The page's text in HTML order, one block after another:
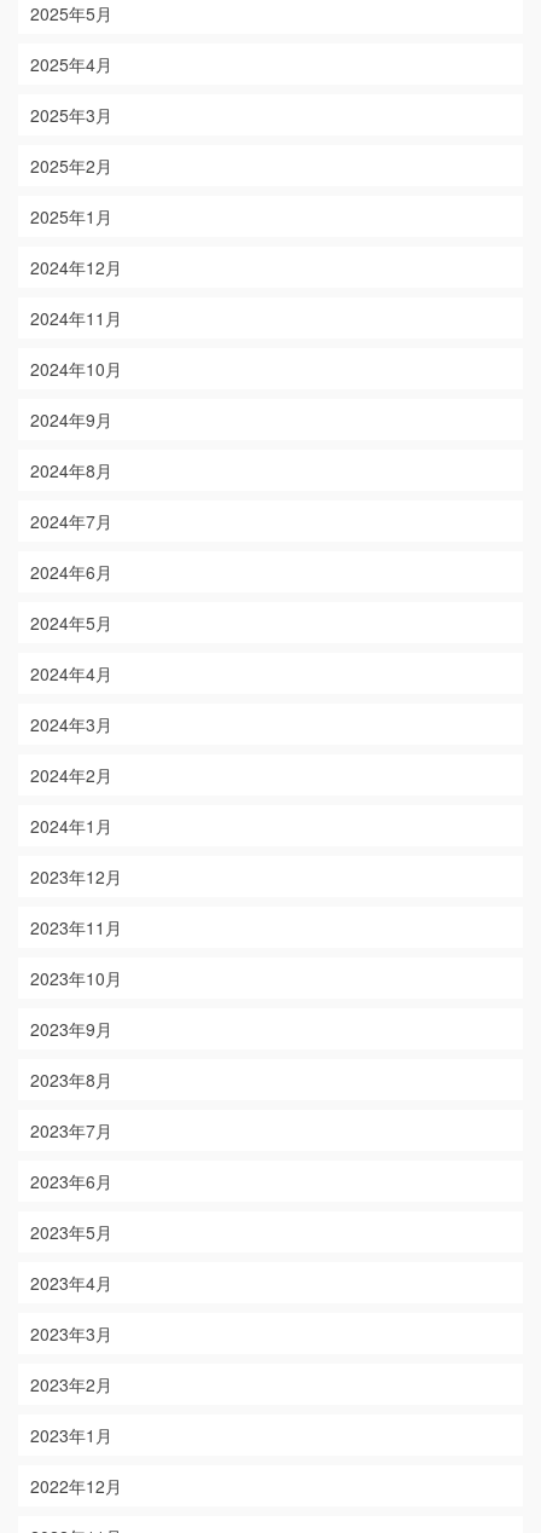
2025年5月
2025年4月
2025年3月
2025年2月
2025年1月
2024年12月
2024年11月
2024年10月
2024年9月
2024年8月
2024年7月
2024年6月
2024年5月
2024年4月
2024年3月
2024年2月
2024年1月
2023年12月
2023年11月
2023年10月
2023年9月
2023年8月
2023年7月
2023年6月
2023年5月
2023年4月
2023年3月
2023年2月
2023年1月
2022年12月